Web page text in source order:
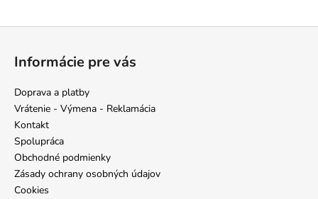
Informácie pre vás
Doprava a platby
Vrátenie - Výmena - Reklamácia
Kontakt
Spolupráca
Obchodné podmienky
Zásady ochrany osobných údajov
Cookies